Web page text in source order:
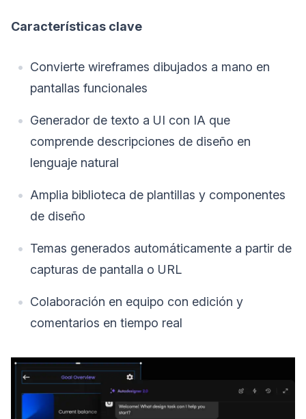
Características clave
Convierte wireframes dibujados a mano en
pantallas funcionales
Generador de texto a UI con IA que
comprende descripciones de diseño en
lenguaje natural
Amplia biblioteca de plantillas y componentes
de diseño
Temas generados automáticamente a partir de
capturas de pantalla o URL
Colaboración en equipo con edición y
comentarios en tiempo real